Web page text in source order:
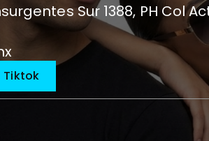
Sur 1388, PH Col
Tiktok